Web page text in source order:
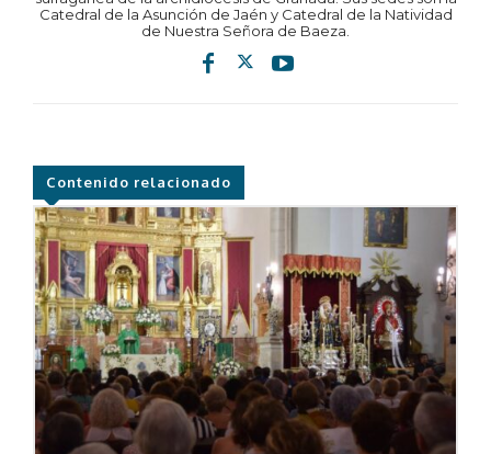
Catedral de la Asunción de Jaén y Catedral de la Natividad
de Nuestra Señora de Baeza.
Contenido relacionado